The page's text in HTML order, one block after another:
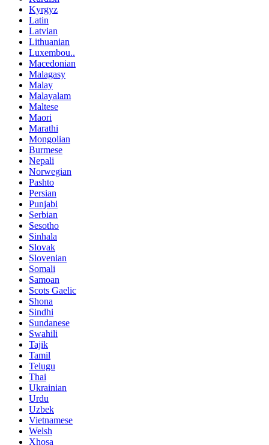
Kyrgyz
Latin
Latvian
Lithuanian
Luxembou..
Macedonian
Malagasy
Malay
Malayalam
Maltese
Maori
Marathi
Mongolian
Burmese
Nepali
Norwegian
Pashto
Persian
Punjabi
Serbian
Sesotho
Sinhala
Slovak
Slovenian
Somali
Samoan
Scots Gaelic
Shona
Sindhi
Sundanese
Swahili
Tajik
Tamil
Telugu
Thai
Ukrainian
Urdu
Uzbek
Vietnamese
Welsh
Xhosa